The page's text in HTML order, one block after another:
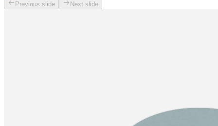
Previous slide Next slide